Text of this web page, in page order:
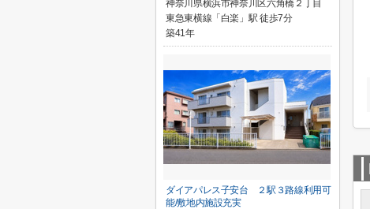
神奈川県横浜市神奈川区六角橋２丁目
東急東横線「白楽」駅 徒歩7分
築41年
ダイアパレス子安台 ２駅３路線利用可
能/敷地内施設充実